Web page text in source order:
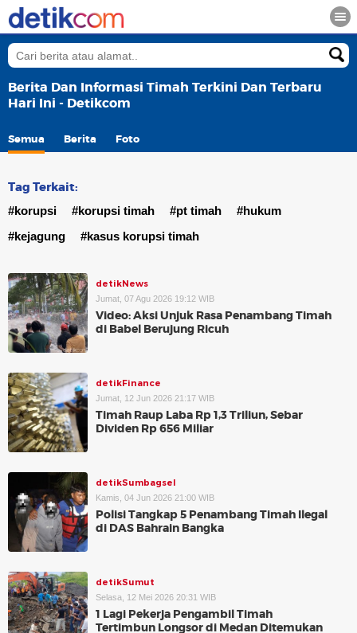
Berita Dan Informasi Timah Terkini Dan Terbaru
Hari Ini - Detikcom
Semua Berita Foto
Tag Terkait:
#korupsi #korupsi timah #pt timah
#hukum
#kejagung
#kasus korupsi timah
detikNews
Jumat, 07 Agu 2026 19:12 WIB
Video: Aksi Unjuk Rasa Penambang Timah
di Babel Berujung Ricuh
detikFinance
Jumat, 12 Jun 2026 21:17 WIB
Timah Raup Laba Rp 1,3 Triliun, Sebar
Dividen Rp 656 Miliar
detikSumbagsel
Kamis, 04 Jun 2026 21:00 WIB
Polisi Tangkap 5 Penambang Timah Ilegal
di DAS Bahrain Bangka
detikSumut
Selasa, 12 Mei 2026 20:31 WIB
1 Lagi Pekerja Pengambil Timah
Tertimbun Longsor di Medan Ditemukan